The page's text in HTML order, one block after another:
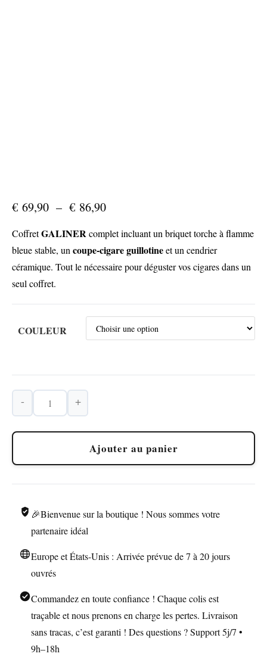
€ 69,90 – € 86,90Plage
de
€ 69,90
à
€ 86,90
CoffretGALINERcomplet incluant un briquet torche à flamme
bleue stable, un coupe-cigare guillotineet un cendrier
céramique. Tout le nécessaire pour déguster vos cigares dans un
seul coffret.
COULEUR
GALINER
Cigare
Briquet
Accessoires
- +
Ajouter au panier
🎉Bienvenue sur la boutique ! Nous sommes votre
partenaire idéal
Europe et États-Unis : Arrivée prévue de 7 à 20 jours
ouvrés
Commandez en toute confiance ! Chaque colis est
traçable et nous prenons en charge les pertes. Livraison
sans tracas, c’est garanti ! Des questions ? Support 5j/7 •
9h–18h